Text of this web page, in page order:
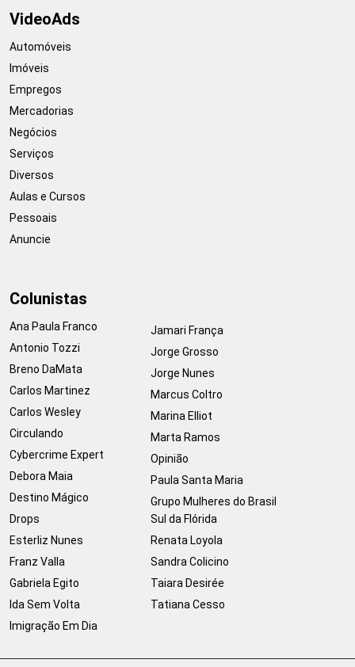
VideoAds
Automóveis
Imóveis
Empregos
Mercadorias
Negócios
Serviços
Diversos
Aulas e Cursos
Pessoais
Anuncie
Colunistas
Ana Paula Franco
Antonio Tozzi
Breno DaMata
Carlos Martinez
Carlos Wesley
Circulando
Cybercrime Expert
Debora Maia
Destino Mágico
Drops
Esterliz Nunes
Franz Valla
Gabriela Egito
Ida Sem Volta
Imigração Em Dia
Jamari França
Jorge Grosso
Jorge Nunes
Marcus Coltro
Marina Elliot
Marta Ramos
Opinião
Paula Santa Maria
Grupo Mulheres do Brasil
Sul da Flórida
Renata Loyola
Sandra Colicino
Taiara Desirée
Tatiana Cesso